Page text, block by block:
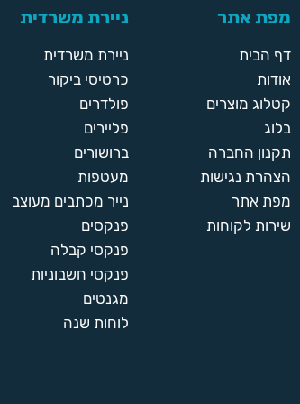
מפת אתר
דף הבית
אודות
קטלוג מוצרים
בלוג
תקנון החברה
הצהרת נגישות
מפת אתר
שירות לקוחות
ניירת משרדית
ניירת משרדית
כרטיסי ביקור
פולדרים
פליירים
ברושורים
מעטפות
נייר מכתבים מעוצב
פנקסים
פנקסי קבלה
פנקסי חשבוניות
מגנטים
לוחות שנה